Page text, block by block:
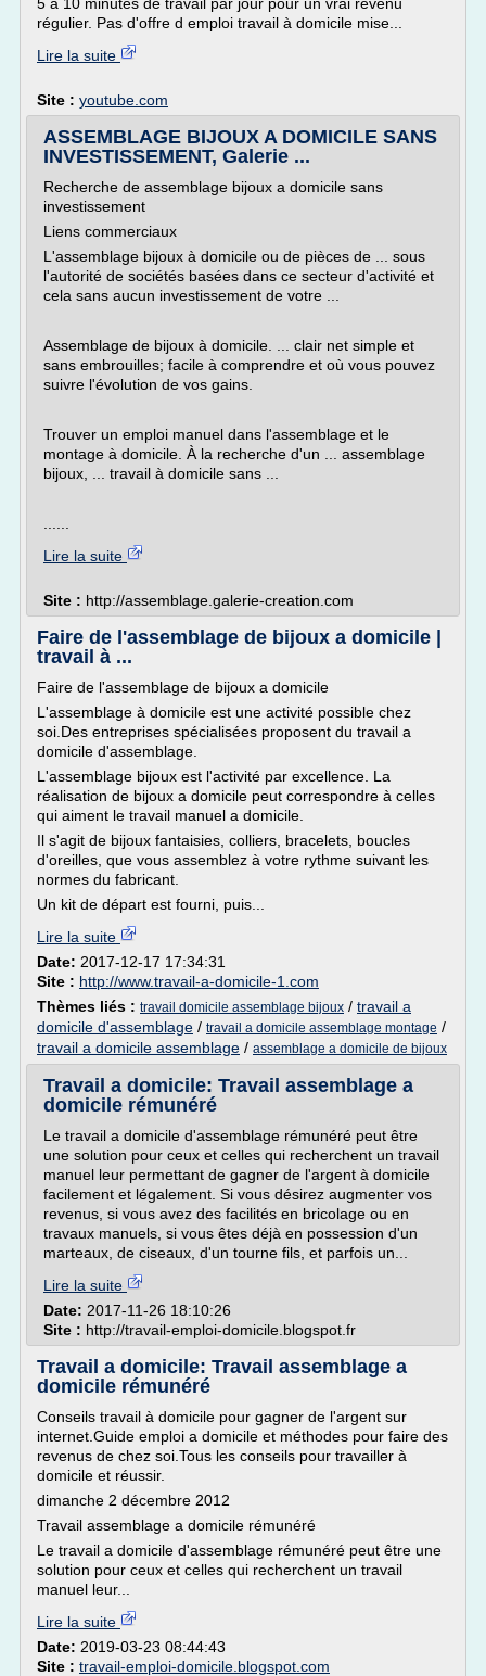
régulier. Pas d'offre d emploi travail à domicile mise...
Lire la suite
Site : youtube.com
ASSEMBLAGE BIJOUX A DOMICILE SANS
INVESTISSEMENT, Galerie ...
Recherche de assemblage bijoux a domicile sans
investissement
Liens commerciaux
L'assemblage bijoux à domicile ou de pièces de ... sous
l'autorité de sociétés basées dans ce secteur d'activité et
cela sans aucun investissement de votre ...
Assemblage de bijoux à domicile. ... clair net simple et
sans embrouilles; facile à comprendre et où vous pouvez
suivre l'évolution de vos gains.
Trouver un emploi manuel dans l'assemblage et le
montage à domicile. À la recherche d'un ... assemblage
bijoux, ... travail à domicile sans ...
Lire la suite
Site : http://assemblage.galerie-creation.com
Faire de l'assemblage de bijoux a domicile |
travail à ...
Faire de l'assemblage de bijoux a domicile
L'assemblage à domicile est une activité possible chez
soi.Des entreprises spécialisées proposent du travail a
domicile d'assemblage.
L'assemblage bijoux est l'activité par excellence. La
réalisation de bijoux a domicile peut correspondre à celles
qui aiment le travail manuel a domicile.
Il s'agit de bijoux fantaisies, colliers, bracelets, boucles
d'oreilles, que vous assemblez à votre rythme suivant les
normes du fabricant.
Un kit de départ est fourni, puis...
Lire la suite
Date: 2017-12-17 17:34:31
Site : http://www.travail-a-domicile-1.com
Thèmes liés : travail domicile assemblage bijoux / travail a
domicile d'assemblage / travail a domicile assemblage montage /
travail a domicile assemblage / assemblage a domicile de bijoux
Travail a domicile: Travail assemblage a
domicile rémunéré
Le travail a domicile d'assemblage rémunéré peut être
une solution pour ceux et celles qui recherchent un travail
manuel leur permettant de gagner de l'argent à domicile
facilement et légalement. Si vous désirez augmenter vos
revenus, si vous avez des facilités en bricolage ou en
travaux manuels, si vous êtes déjà en possession d'un
marteaux, de ciseaux, d'un tourne fils, et parfois un...
Lire la suite
Date: 2017-11-26 18:10:26
Site : http://travail-emploi-domicile.blogspot.fr
Travail a domicile: Travail assemblage a
domicile rémunéré
Conseils travail à domicile pour gagner de l'argent sur
internet.Guide emploi a domicile et méthodes pour faire des
revenus de chez soi.Tous les conseils pour travailler à
domicile et réussir.
dimanche 2 décembre 2012
Travail assemblage a domicile rémunéré
Le travail a domicile d'assemblage rémunéré peut être une
solution pour ceux et celles qui recherchent un travail
manuel leur...
Lire la suite
Date: 2019-03-23 08:44:43
Site : travail-emploi-domicile.blogspot.com